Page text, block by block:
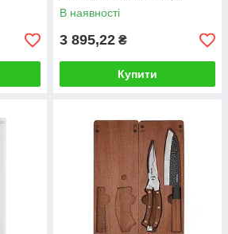
В наявності
3 895,22 ₴
Купити